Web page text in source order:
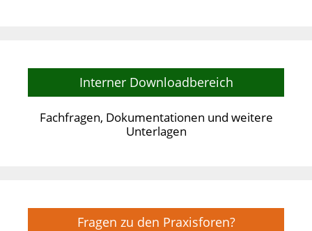
Interner Downloadbereich
Fachfragen, Dokumentationen und weitere
Unterlagen
Fragen zu den Praxisforen?